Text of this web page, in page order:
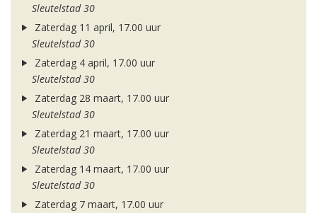
Sleutelstad 30
Zaterdag 11 april, 17.00 uur
Sleutelstad 30
Zaterdag 4 april, 17.00 uur
Sleutelstad 30
Zaterdag 28 maart, 17.00 uur
Sleutelstad 30
Zaterdag 21 maart, 17.00 uur
Sleutelstad 30
Zaterdag 14 maart, 17.00 uur
Sleutelstad 30
Zaterdag 7 maart, 17.00 uur